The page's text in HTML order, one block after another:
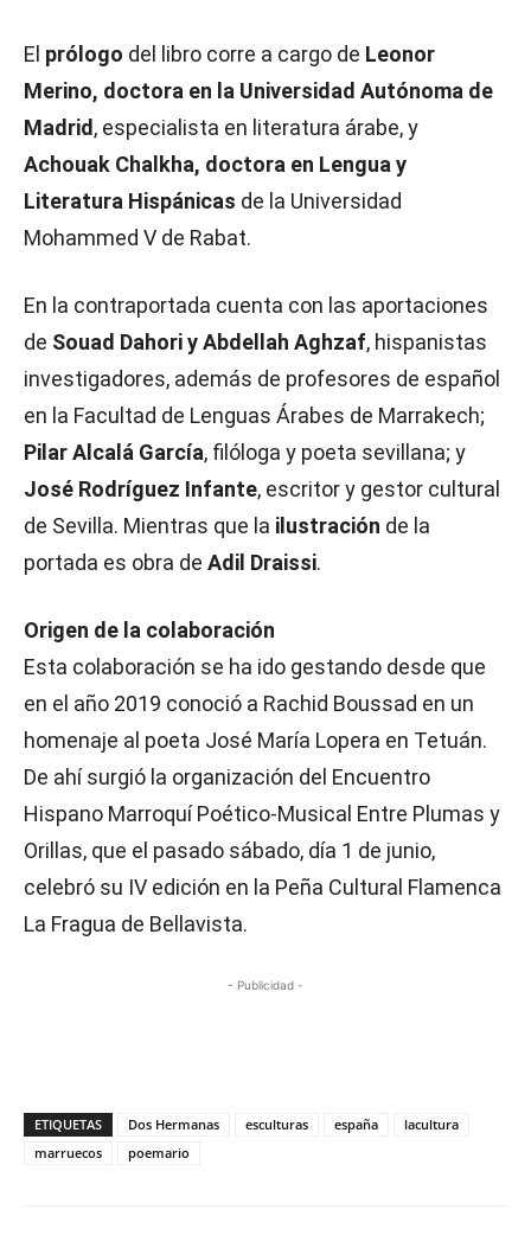
El prólogo del libro corre a cargo de Leonor
Merino, doctora en la Universidad Autónoma de
Madrid , especialista en literatura árabe, y
Achouak Chalkha, doctora en Lengua y
Literatura Hispánicas de la Universidad
Mohammed V de Rabat.
En la contraportada cuenta con las aportaciones
de Souad Dahori y Abdellah Aghzaf, hispanistas
investigadores, además de profesores de español
en la Facultad de Lenguas Árabes de Marrakech;
Pilar Alcalá García, filóloga y poeta sevillana; y
José Rodríguez Infante, escritor y gestor cultural
de Sevilla. Mientras que la ilustración de la
portada es obra de Adil Draissi.
Origen de la colaboración
Esta colaboración se ha ido gestando desde que
en el año 2019 conoció a Rachid Boussad en un
homenaje al poeta José María Lopera en Tetuán.
De ahí surgió la organización del Encuentro
Hispano Marroquí Poético-Musical Entre Plumas y
Orillas, que el pasado sábado, día 1 de junio,
celebró su IV edición en la Peña Cultural Flamenca
La Fragua de Bellavista.
- Publicidad -
ETIQUETAS Dos Hermanas esculturas españa
lacultura
marruecos
poemario